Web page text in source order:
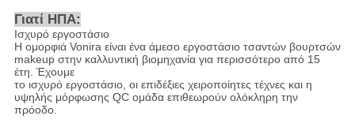
Γιατί ΗΠΑ:
Ισχυρό εργοστάσιο
Η ομορφιά Vonira είναι ένα άμεσο εργοστάσιο τσαντών βουρτσών
makeup στην καλλυντική βιομηχανία για περισσότερο από 15
έτη. Έχουμε
το ισχυρό εργοστάσιο, οι επιδέξιες χειροποίητες τέχνες και η
υψηλής μόρφωσης QC ομάδα επιθεωρούν ολόκληρη την
πρόοδο.